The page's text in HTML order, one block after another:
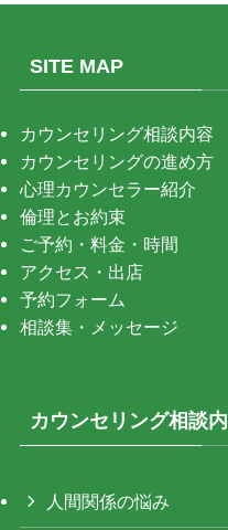
SITE MAP
カウンセリング相談内容
カウンセリングの進め方
心理カウンセラー紹介
倫理とお約束
ご予約・料金・時間
アクセス・出店
予約フォーム
相談集・メッセージ
カウンセリング相談
人間関係の悩み